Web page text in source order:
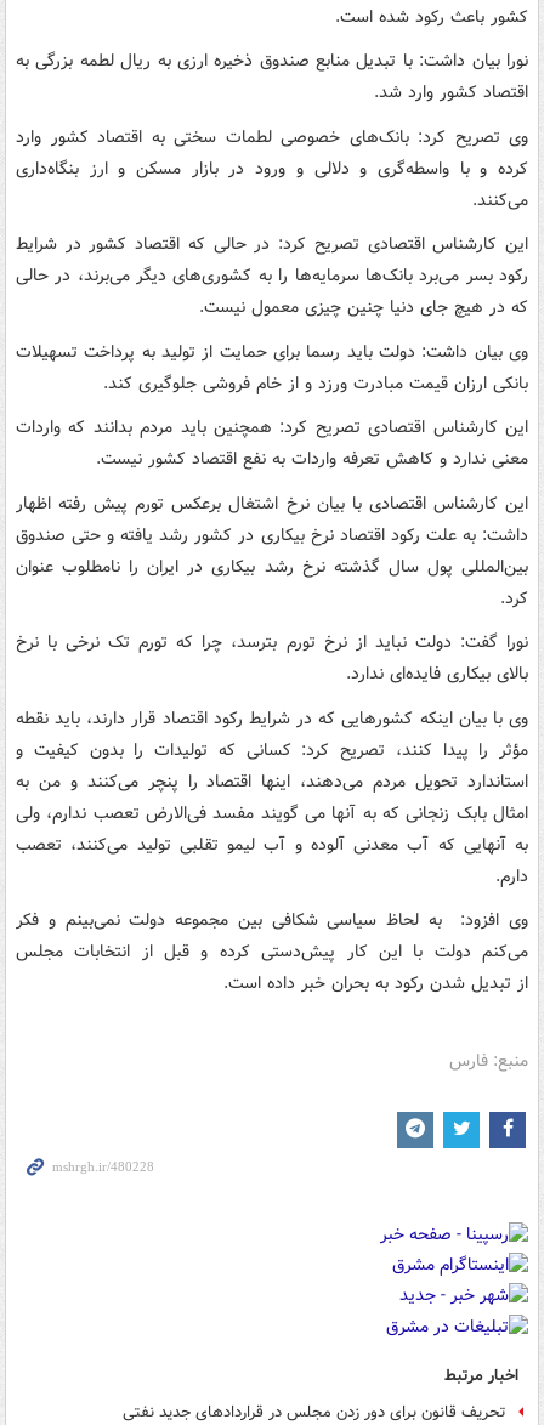
کشور باعث رکود شده است.
نورا بیان داشت: با تبدیل منابع صندوق ذخیره ارزی به ریال لطمه بزرگی به
اقتصاد کشور وارد شد.
وی تصریح کرد: بانک‌های خصوصی لطمات سختی به اقتصاد کشور وارد
کرده‌ و با واسطه‌گری و دلالی و ورود در بازار مسکن و ارز بنگاه‌داری
می‌کنند.
این کارشناس اقتصادی تصریح کرد: در حالی که اقتصاد کشور در شرایط
رکود بسر می‌برد بانک‌ها سرمایه‌ها را به کشوری‌های دیگر می‌برند، در حالی
که در هیچ جای دنیا چنین چیزی معمول نیست.
وی بیان داشت: دولت باید رسما برای حمایت از تولید به پرداخت تسهیلات
بانکی ارزان قیمت مبادرت ورزد و از خام فروشی جلوگیری کند.
این کارشناس اقتصادی تصریح کرد: همچنین باید مردم بدانند که واردات
معنی ندارد و کاهش تعرفه واردات به نفع اقتصاد کشور نیست.
این کارشناس اقتصادی با بیان نرخ اشتغال برعکس تورم پیش رفته اظهار
داشت: به علت رکود اقتصاد نرخ بیکاری در کشور رشد یافته و حتی صندوق
بین‌المللی پول سال گذشته نرخ رشد بیکاری در ایران را نامطلوب عنوان
کرد.
نورا گفت: دولت نباید از نرخ تورم بترسد، چرا که تورم تک نرخی با نرخ
بالای بیکاری فایده‌ای ندارد.
وی با بیان اینکه کشورهایی که در شرایط رکود اقتصاد قرار دارند، باید نقطه
مؤثر را پیدا کنند، تصریح کرد: کسانی که تولیدات را بدون کیفیت و
استاندارد تحویل مردم می‌دهند، اینها اقتصاد را پنچر می‌کنند و من به
امثال بابک زنجانی که به آنها می گویند مفسد فی‌الارض تعصب ندارم، ولی
به آنهایی که آب معدنی آلوده و آب لیمو تقلبی تولید می‌کنند، تعصب
دارم.
وی افزود: به لحاظ سیاسی شکافی بین مجموعه دولت نمی‌بینم و فکر
می‌کنم دولت با این کار پیش‌دستی کرده و قبل از انتخابات مجلس
از تبدیل شدن رکود به بحران خبر داده است.
منبع: فارس
اخبار مرتبط
تحریف قانون برای دور زدن مجلس در قراردادهای جدید نفتی